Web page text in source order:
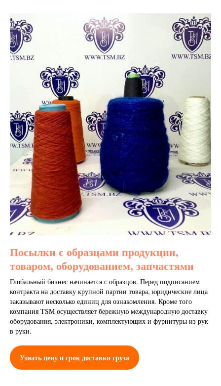
Посылки с образцами продукции,
товаром, оборудованием, запчастями
Глобальный бизнес начинается с образцов. Перед подписанием
контракта на доставку крупной партии товара, юридические лица
заказывают несколько единиц для ознакомления. Кроме того
компания TSM осуществляет бережную международную доставку
оборудования, электроники, комплектующих и фурнитуры из рук
в руки.
Узнать цену и срок доставки груза